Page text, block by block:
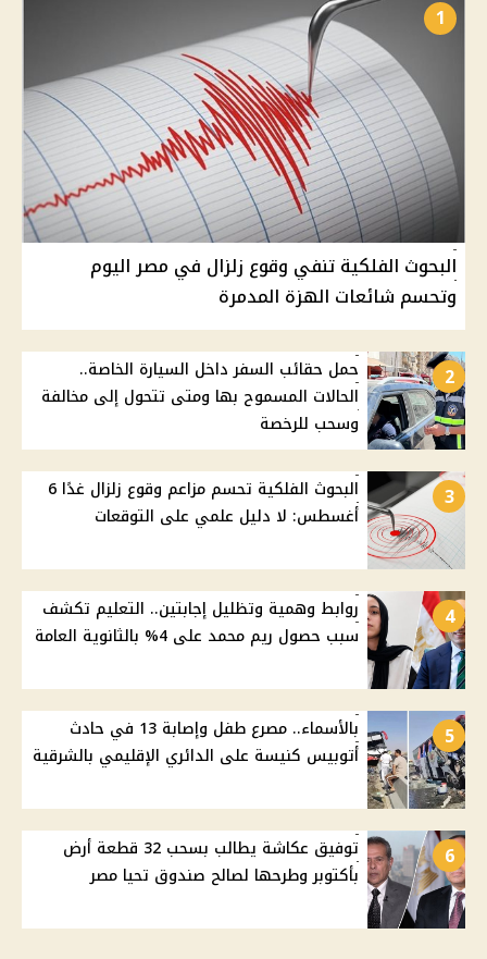
1
البحوث الفلكية تنفي وقوع زلزال في مصر اليوم
وتحسم شائعات الهزة المدمرة
2
حمل حقائب السفر داخل السيارة الخاصة..
الحالات المسموح بها ومتى تتحول إلى مخالفة
وسحب للرخصة
3
البحوث الفلكية تحسم مزاعم وقوع زلزال غدًا 6
أغسطس: لا دليل علمي على التوقعات
4
روابط وهمية وتظليل إجابتين.. التعليم تكشف
سبب حصول ريم محمد على 4% بالثانوية العامة
5
بالأسماء.. مصرع طفل وإصابة 13 في حادث
أتوبيس كنيسة على الدائري الإقليمي بالشرقية
6
توفيق عكاشة يطالب بسحب 32 قطعة أرض
بأكتوبر وطرحها لصالح صندوق تحيا مصر